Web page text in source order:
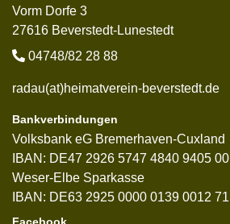
Vorm Dorfe 3
27616 Beverstedt-Lunestedt
04748/82 28 88
radau(at)heimatverein-beverstedt.de
Bankverbindungen
Volksbank eG Bremerhaven-Cuxland
IBAN: DE47 2926 5747 4840 9405 00
Weser-Elbe Sparkasse
IBAN: DE63 2925 0000 0139 0012 71